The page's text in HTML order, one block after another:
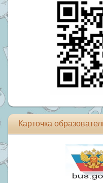
Карточка